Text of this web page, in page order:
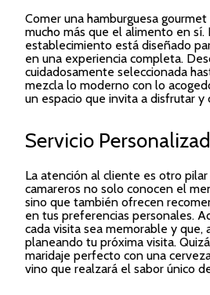
Comer una hamburguesa
mucho más que el alimento en sí.
establecimiento está diseñado
en una experiencia completa.
cuidadosamente seleccionada
mezcla lo moderno con lo
un espacio que invita a disfrutar y
Servicio
La atención al cliente es otro
camareros no solo conocen el
sino que también ofrecen
en tus preferencias personales.
cada visita sea memorable y que,
planeando tu próxima visita.
maridaje perfecto con una
vino que realzará el sabor único